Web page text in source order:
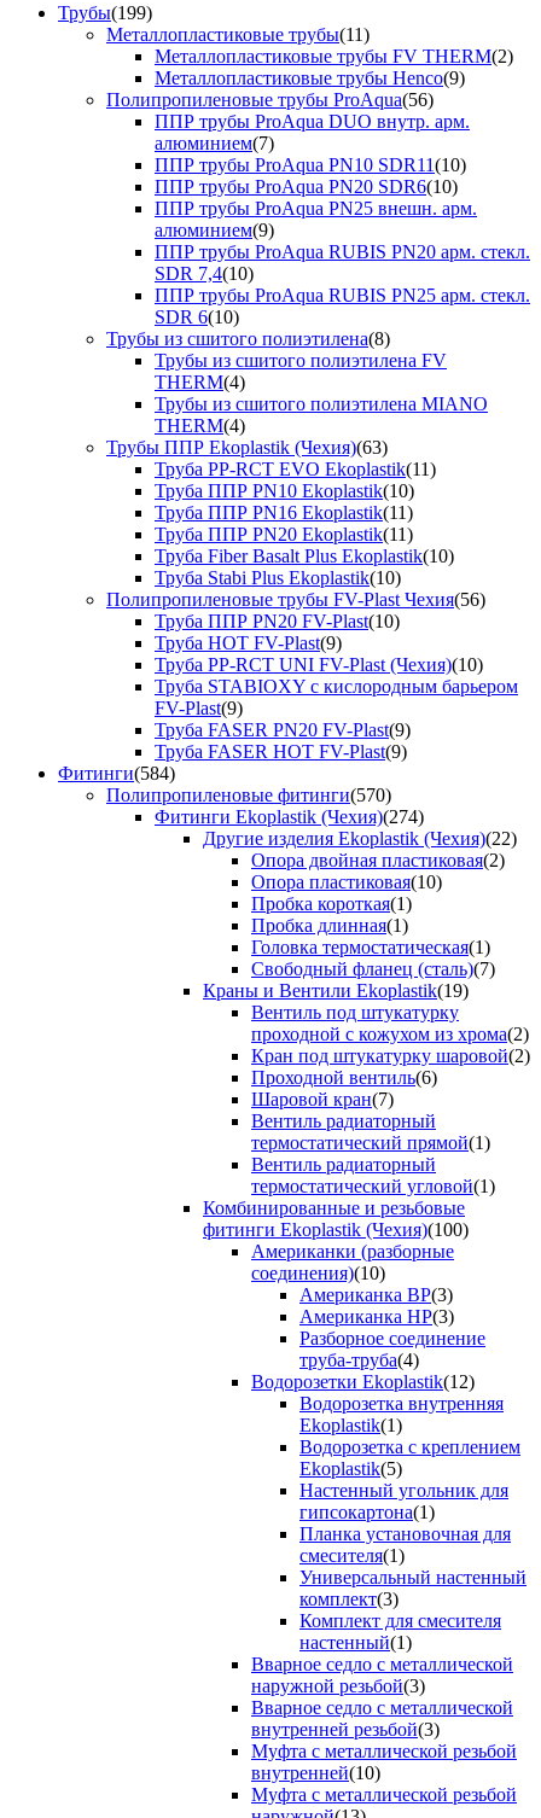
Трубы(199)
Металлопластиковые трубы(11)
Металлопластиковые трубы FV THERM(2)
Металлопластиковые трубы Henco(9)
Полипропиленовые трубы ProAqua(56)
ППР трубы ProAqua DUO внутр. арм.
алюминием(7)
ППР трубы ProAqua PN10 SDR11(10)
ППР трубы ProAqua PN20 SDR6(10)
ППР трубы ProAqua PN25 внешн. арм.
алюминием(9)
ППР трубы ProAqua RUBIS PN20 арм. стекл.
SDR 7,4(10)
ППР трубы ProAqua RUBIS PN25 арм. стекл.
SDR 6(10)
Трубы из сшитого полиэтилена(8)
Трубы из сшитого полиэтилена FV
THERM(4)
Трубы из сшитого полиэтилена MIANO
THERM(4)
Трубы ППР Ekoplastik (Чехия)(63)
Труба PP-RCT EVO Ekoplastik(11)
Труба ППР PN10 Ekoplastik(10)
Труба ППР PN16 Ekoplastik(11)
Труба ППР PN20 Ekoplastik(11)
Труба Fiber Basalt Plus Ekoplastik(10)
Труба Stabi Plus Ekoplastik(10)
Полипропиленовые трубы FV-Plast Чехия(56)
Труба ППР PN20 FV-Plast(10)
Труба HOT FV-Plast(9)
Труба PP-RCT UNI FV-Plast (Чехия)(10)
Труба STABIOXY с кислородным барьером
FV-Plast(9)
Труба FASER PN20 FV-Plast(9)
Труба FASER HOT FV-Plast(9)
Фитинги(584)
Полипропиленовые фитинги(570)
Фитинги Ekoplastik (Чехия)(274)
Другие изделия Ekoplastik (Чехия)(22)
Опора двойная пластиковая(2)
Опора пластиковая(10)
Пробка короткая(1)
Пробка длинная(1)
Головка термостатическая(1)
Свободный фланец (сталь)(7)
Краны и Вентили Ekoplastik(19)
Вентиль под штукатурку
проходной с кожухом из хрома(2)
Кран под штукатурку шаровой(2)
Проходной вентиль(6)
Шаровой кран(7)
Вентиль радиаторный
термостатический прямой(1)
Вентиль радиаторный
термостатический угловой(1)
Комбинированные и резьбовые
фитинги Ekoplastik (Чехия)(100)
Американки (разборные
соединения)(10)
Американка ВР(3)
Американка НР(3)
Разборное соединение
труба-труба(4)
Водорозетки Ekoplastik(12)
Водорозетка внутренняя
Ekoplastik(1)
Водорозетка с креплением
Ekoplastik(5)
Настенный угольник для
гипсокартона(1)
Планка установочная для
смесителя(1)
Универсальный настенный
комплект(3)
Комплект для смесителя
настенный(1)
Вварное седло с металлической
наружной резьбой(3)
Вварное седло с металлической
внутренней резьбой(3)
Муфта с металлической резьбой
внутренней(10)
Муфта с металлической резьбой